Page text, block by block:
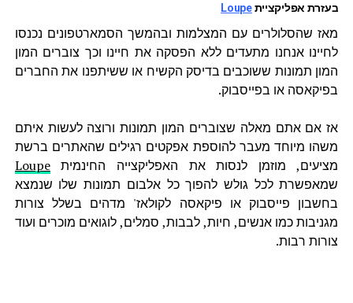
בעזרת אפליקצייתLoupe
מאז שהסלולרים עם המצלמות ובהמשך הסמארטפונים נכנסו
לחיינו אנחנו מתעדים ללא הפסקה את חיינו וכך צוברים המון
המון תמונות ששוכבים בדיסק הקשיח או ששיתפנו את החברים
בפיקאסה או בפייסבוק.
אז אם אתם מאלה שצוברים המון תמונות ורוצה לעשות איתם
משהו מיוחד מעבר להוספת אפקטים רגילים שהאתרים ברשת
מציעים, מוזמן לנסות את האפליקצייה החינמיתLoupe
שמאפשרת לכל גולש להפוך כל אלבום תמונות שלו שנמצא
בחשבון פייסבוק או פיקאסה לקולאז' מדהים בשלל צורות
מגניבות כמו אנשים, חיות, לבבות, סמלים, לוגואים מוכרים ועוד
צורות רבות.